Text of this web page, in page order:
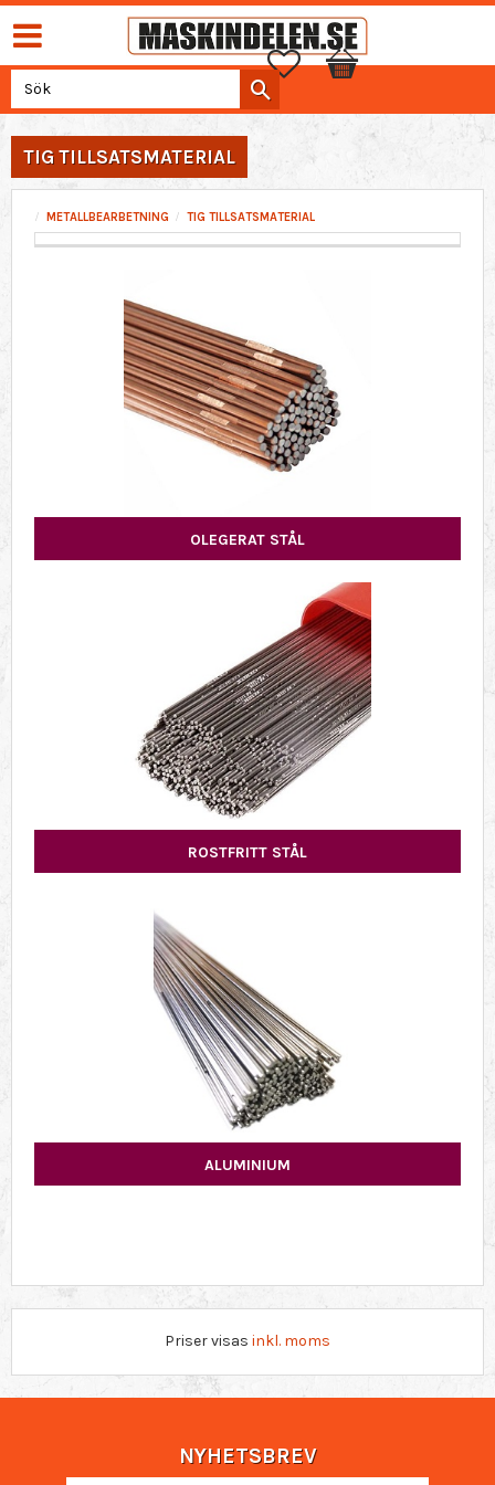
Favoriter
Kundvagn
TIG TILLSATSMATERIAL
METALLBEARBETNING TIG TILLSATSMATERIAL
OLEGERAT STÅL
ROSTFRITT STÅL
ALUMINIUM
Priser visas inkl. moms
NYHETSBREV